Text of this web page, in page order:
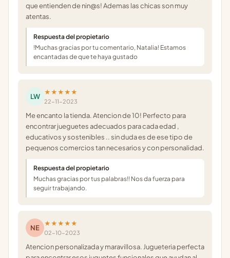
que entienden de nin@s! Ademas las chicas son muy
atentas.
Respuesta del propietario
!Muchas gracias por tu comentario, Natalia! Estamos
encantadas de que te haya gustado
LW
★★★★★
22-11-2023
Me encanto la tienda. Atencion de 10! Perfecto para
encontrar jueguetes adecuados para cada edad ,
educativos y sostenibles .. sin duda es de ese tipo de
pequenos comercios tan necesarios y con personalidad.
Respuesta del propietario
Muchas gracias por tus palabras!! Nos da fuerza para
seguir trabajando.
NE
★★★★★
02-10-2023
Atencion personalizada y maravillosa. Jugueteria perfecta